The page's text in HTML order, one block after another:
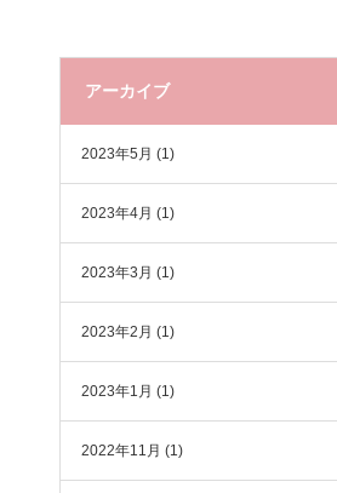
アーカイブ
2023年5月 (1)
2023年4月 (1)
2023年3月 (1)
2023年2月 (1)
2023年1月 (1)
2022年11月 (1)